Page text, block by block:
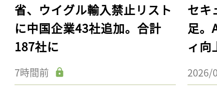
省、ウイグル輸入禁止リスト
に中国企業43社追加。合計
187社に
7時間前
セキ
足。
ィ向
2026/